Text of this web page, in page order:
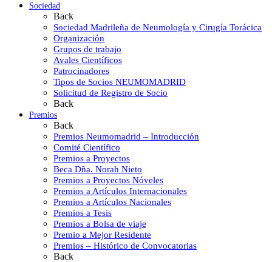
Sociedad
Back
Sociedad Madrileña de Neumología y Cirugía Torácica
Organización
Grupos de trabajo
Avales Científicos
Patrocinadores
Tipos de Socios NEUMOMADRID
Solicitud de Registro de Socio
Back
Premios
Back
Premios Neumomadrid – Introducción
Comité Científico
Premios a Proyectos
Beca Dña. Norah Nieto
Premios a Proyectos Nóveles
Premios a Artículos Internacionales
Premios a Artículos Nacionales
Premios a Tesis
Premios a Bolsa de viaje
Premio a Mejor Residente
Premios – Histórico de Convocatorias
Back